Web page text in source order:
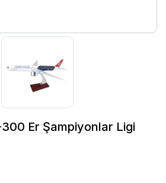
Er Şampiyonlar Ligi